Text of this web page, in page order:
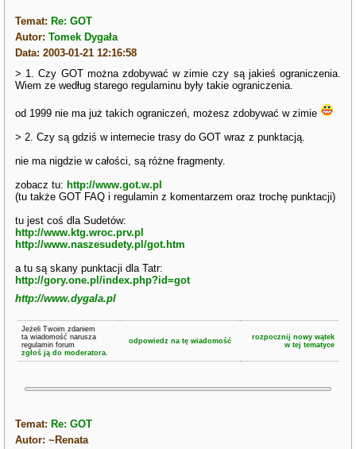
Temat: Re: GOT
Autor:Tomek Dygała
Data: 2003-01-21 12:16:58
> 1. Czy GOT można zdobywać w zimie czy są jakieś ograniczenia.
Wiem ze według starego regulaminu były takie ograniczenia.
od 1999 nie ma już takich ograniczeń, możesz zdobywać w zimie
> 2. Czy są gdziś w internecie trasy do GOT wraz z punktacją.
nie ma nigdzie w całości, są różne fragmenty.
zobacz tu: http://www.got.w.pl
(tu także GOT FAQ i regulamin z komentarzem oraz trochę punktacji)
tu jest coś dla Sudetów:
http://www.ktg.wroc.prv.pl
http://www.naszesudety.pl/got.htm
a tu są skany punktacji dla Tatr:
http://gory.one.pl/index.php?id=got
http://www.dygala.pl
Jeżeli Twoim zdaniem
ta wiadomość narusza
regulamin forum
zgłoś ją do moderatora.
odpowiedz na tę wiadomość
rozpocznij nowy wątek
w tej tematyce
Temat: Re: GOT
Autor: ~Renata